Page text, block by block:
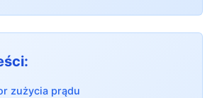
zużycia prądu